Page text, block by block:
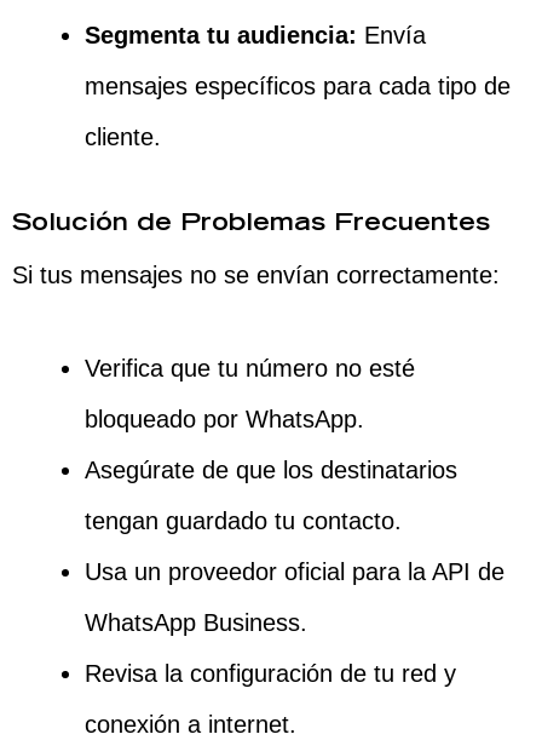
Segmenta tu audiencia: Envía
mensajes específicos para cada tipo de
cliente.
Solución de Problemas Frecuentes
Si tus mensajes no se envían correctamente:
Verifica que tu número no esté
bloqueado por WhatsApp.
Asegúrate de que los destinatarios
tengan guardado tu contacto.
Usa un proveedor oficial para la API de
WhatsApp Business.
Revisa la configuración de tu red y
conexión a internet.